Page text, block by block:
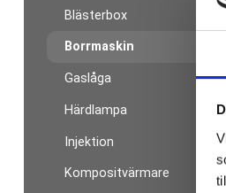
Blästerbox
Borrmaskin
Gaslåga
Härdlampa
Injektion
Kompositvärmare